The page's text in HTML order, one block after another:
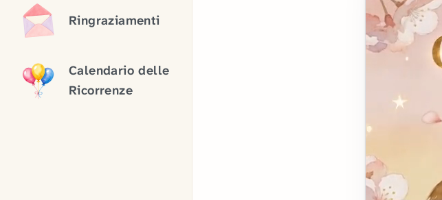
Ringraziamenti
Calendario delle
Ricorrenze